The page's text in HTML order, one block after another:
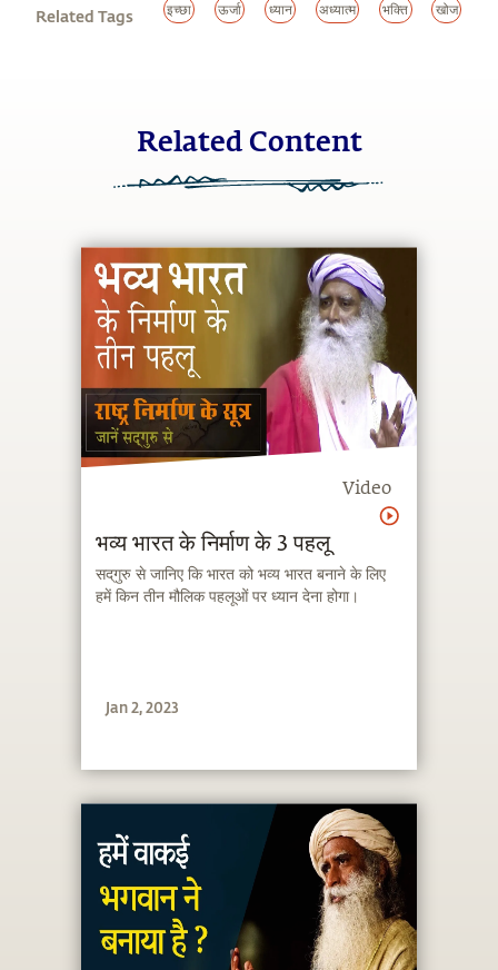
Related Tags इच्छा ऊर्जा ध्यान अध्यात्म भक्ति खोज
Related Content
Video
भव्य भारत के निर्माण के 3 पहलू
सद्‌गुरु से जानिए कि भारत को भव्य भारत बनाने के लिए
हमें किन तीन मौलिक पहलूओं पर ध्यान देना होगा।
Jan 2, 2023